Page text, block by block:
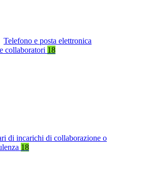
Telefono e posta elettronica
collaboratori 18
di incarichi di collaborazione o
18